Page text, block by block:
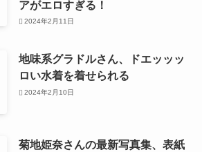
アがエロすぎる！
2024年2月11日
地味系グラドルさん、ドエッッッ
ロい水着を着せられる
2024年2月10日
菊地姫奈さんの最新写真集、表紙